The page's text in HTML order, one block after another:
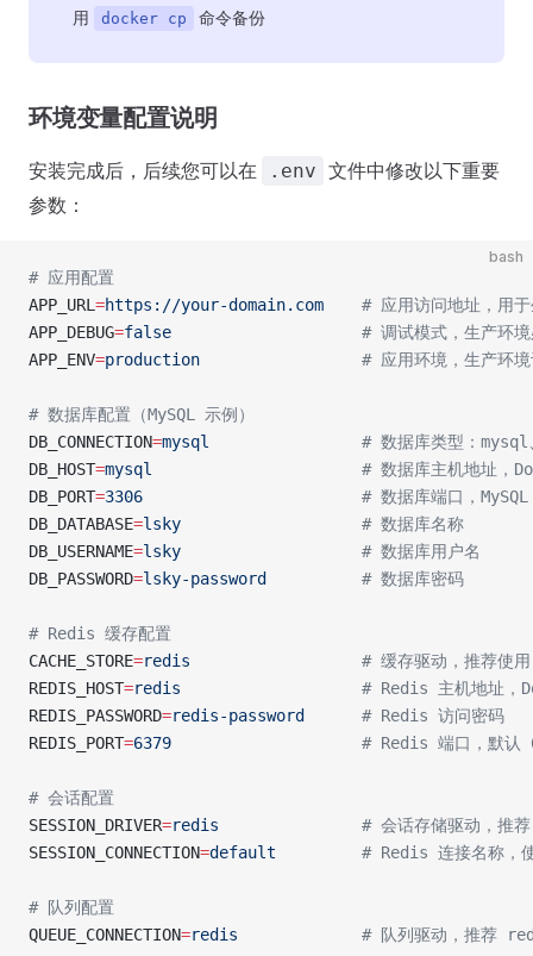
用
docker cp 命令备份
环境变量配置说明
安装完成后，后续您可以在 .env 文件中修改以下重要
参数：
bash
# 应用配置
APP_URL =https://your-domain.com
# 应用访问地址，用
APP_DEBUG=false
# 调试模式，生产环
APP_ENV=production
# 应用环境，生产环
# 数据库配置（MySQL 示例）
DB_CONNECTION=mysql
# 数据库类型：
DB_HOST=mysql
# 数据库主机地址，
DB_PORT=3306
# 数据库端口，
DB_DATABASE=lsky
                   # 数据库名称
DB_USERNAME=lsky
                   # 数据库用户名
DB_PASSWORD=lsky-password
          # 数据库密码
# Redis 缓存配置
CACHE_STORE=redis
# 缓存驱动，推荐使
REDIS_HOST=redis
# Redis 主机地址，
REDIS_PASSWORD=redis-password
      # Redis 访问密码
REDIS_PORT=6379
# Redis 端口，默认
# 会话配置
SESSION_DRIVER=redis
# 会话存储驱动，推
SESSION_CONNECTION=default
# Redis 连接名称，
# 队列配置
QUEUE_CONNECTION=redis
# 队列驱动，推荐